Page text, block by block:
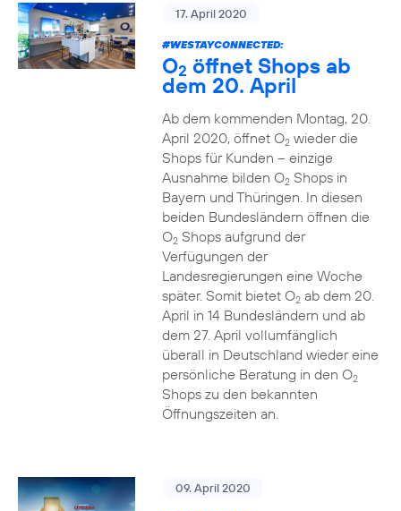
17. April 2020
#WESTAYCONNECTED:
O2 öffnet Shops ab
dem 20. April
Ab dem kommenden Montag, 20.
April 2020, öffnet O2wieder die
Shops für Kunden – einzige
Ausnahme bilden O2Shops in
Bayern und Thüringen. In diesen
beiden Bundesländern öffnen die
O2Shops aufgrund der
Verfügungen der
Landesregierungen eine Woche
später. Somit bietet O2ab dem 20.
April in 14 Bundesländern und ab
dem 27. April vollumfänglich
überall in Deutschland wieder eine
persönliche Beratung in den O2
Shops zu den bekannten
Öffnungszeiten an.
09. April 2020